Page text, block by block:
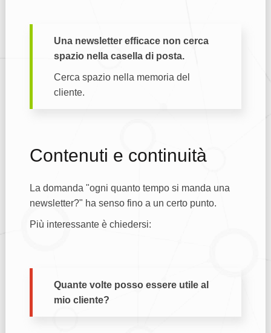
Una newsletter efficace non cerca
spazio nella casella di posta.
Cerca spazio nella memoria del
cliente.
Contenuti e continuità
La domanda "ogni quanto tempo si manda una
newsletter?" ha senso fino a un certo punto.
Più interessante è chiedersi:
Quante volte posso essere utile al
mio cliente?